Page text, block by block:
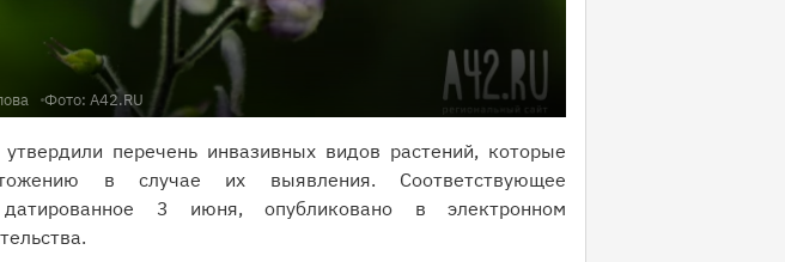
Фото: A42.RU
утвердили перечень инвазивных видов растений, которые
в случае их выявления. Соответствующее
3 июня, опубликовано в электронном